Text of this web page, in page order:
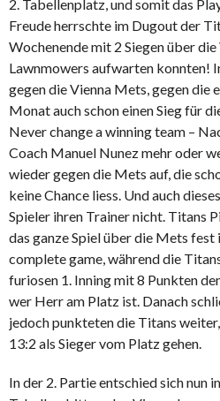
2. Tabellenplatz, und somit das
Freude herrschte im Dugout der
Wochenende mit 2 Siegen über
Lawnmowers aufwarten konnten!
gegen die Vienna Mets, gegen die
Monat auch schon einen Sieg für
Never change a winning team –
Coach Manuel Nunez mehr oder
wieder gegen die Mets auf, die
keine Chance liess. Und auch
Spieler ihren Trainer nicht. Titans
das ganze Spiel über die Mets
complete game, während die
furiosen 1. Inning mit 8 Punkten
wer Herr am Platz ist. Danach
jedoch punkteten die Titans
13:2 als Sieger vom Platz gehen.
In der 2. Partie entschied sich nun